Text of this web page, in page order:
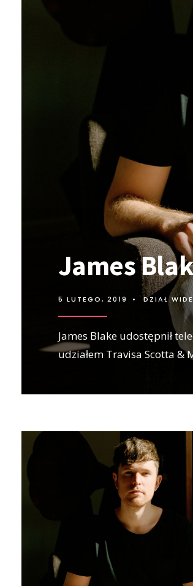
James
5 LUTEGO, 2019 • DZIAŁ
James Blake udostępnił
udziałem Travisa Scotta &